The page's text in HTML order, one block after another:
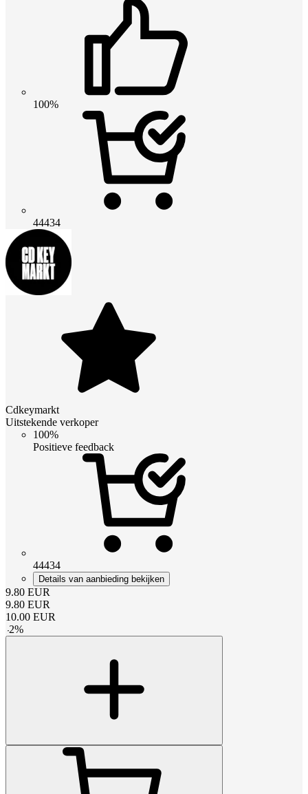
100%
44434
Cdkeymarkt
Uitstekende verkoper
100%
Positieve feedback
44434
Details van aanbieding bekijken
9.80 EUR
9.80 EUR
10.00 EUR
-2%